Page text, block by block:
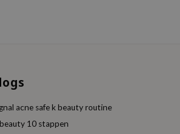
acne safe k beauty routine
10 stappen